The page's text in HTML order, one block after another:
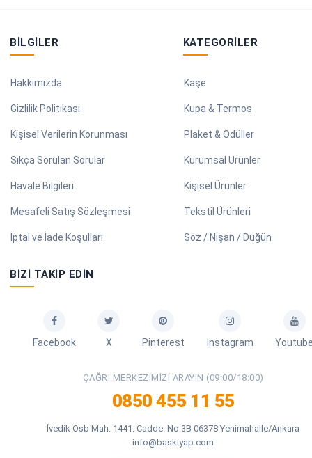
BILGILER
Hakkımızda
Gizlilik Politikası
Kişisel Verilerin Korunması
Sıkça Sorulan Sorular
Havale Bilgileri
Mesafeli Satış Sözleşmesi
İptal ve İade Koşulları
KATEGORILER
Kaşe
Kupa & Termos
Plaket & Ödüller
Kurumsal Ürünler
Kişisel Ürünler
Tekstil Ürünleri
Söz / Nişan / Düğün
BIZI TAKIP EDIN
Facebook X Pinterest Instagram
ÇAĞRI MERKEZIMIZI ARAYIN (09:00/18:00)
0850 455 11 55
İvedik Osb Mah. 1441. Cadde. No:3B 06378 Yenimahalle/Ankara
info@baskiyap.com